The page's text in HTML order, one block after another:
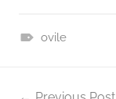
ovile